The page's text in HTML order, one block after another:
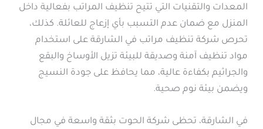
المعدات والتقنيات التي تتيح تنظيف المراتب بفعالية داخل
المنزل مع ضمان عدم التسبب بأي إزعاج للعائلة. كذلك،
تحرص شركة تنظيف مراتب في الشارقة على استخدام
مواد تنظيف آمنة وصديقة للبيئة تزيل الأوساخ والبقع
والجراثيم بكفاءة عالية، مما يحافظ على جودة النسيج
ويضمن بيئة نوم صحية.
في الشارقة، تحظى شركة الحوت بثقة واسعة في مجال